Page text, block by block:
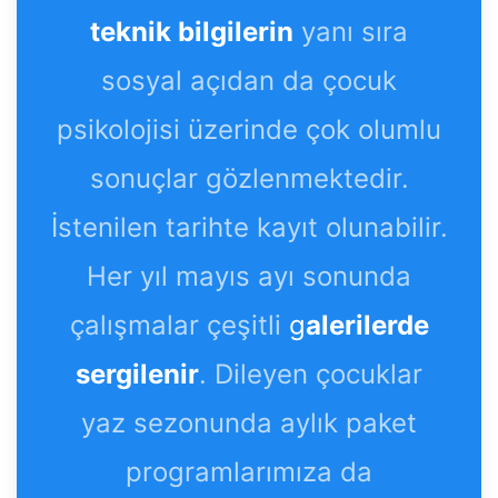
teknik bilgilerin yanı sıra
sosyal açıdan da çocuk
psikolojisi üzerinde çok olumlu
sonuçlar gözlenmektedir.
İstenilen tarihte kayıt olunabilir.
Her yıl mayıs ayı sonunda
çalışmalar çeşitli galerilerde
sergilenir. Dileyen çocuklar
yaz sezonunda aylık paket
programlarımıza da